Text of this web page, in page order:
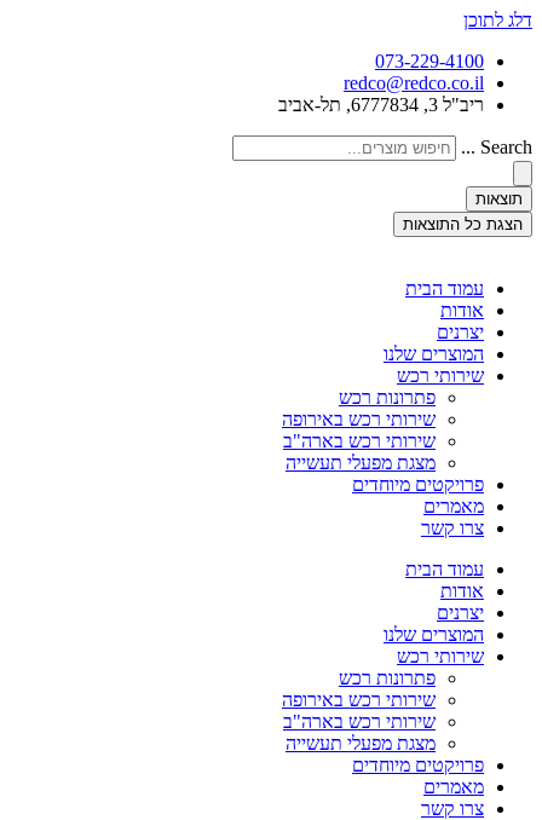
דלג לתוכן
073-229-4100
redco@redco.co.il
ריב"ל 3, 6777834, תל-אביב
Search ...
תוצאות
הצגת כל התוצאות
עמוד הבית
אודות
יצרנים
המוצרים שלנו
שירותי רכש
פתרונות רכש
שירותי רכש באירופה
שירותי רכש בארה"ב
מצגת מפעלי תעשייה
פרויקטים מיוחדים
מאמרים
צרו קשר
עמוד הבית
אודות
יצרנים
המוצרים שלנו
שירותי רכש
פתרונות רכש
שירותי רכש באירופה
שירותי רכש בארה"ב
מצגת מפעלי תעשייה
פרויקטים מיוחדים
מאמרים
צרו קשר